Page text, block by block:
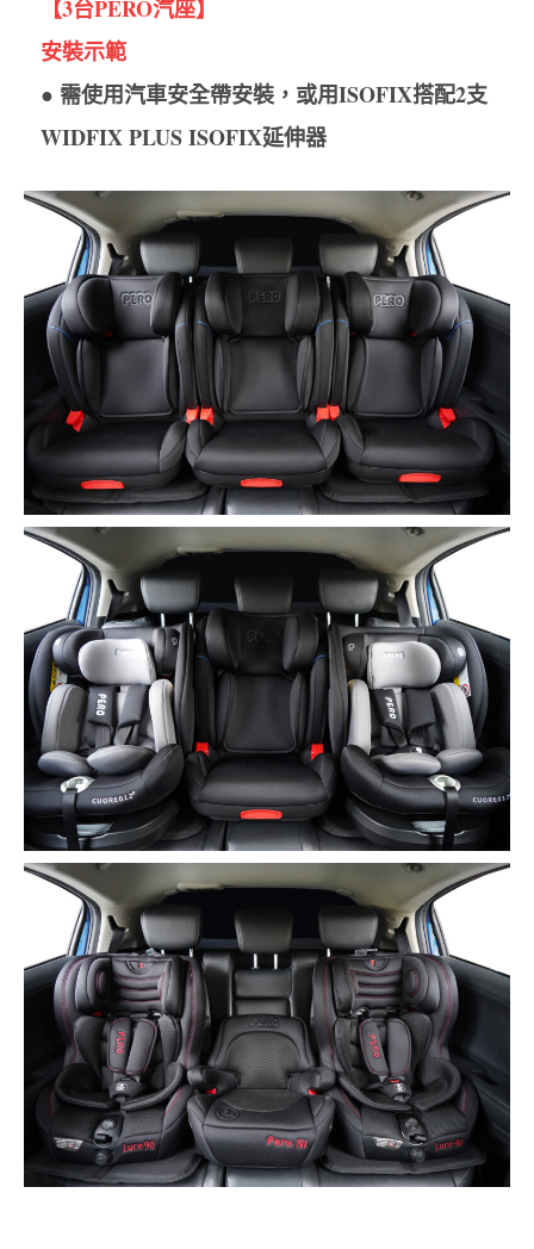
【3台PERO汽座】
安裝示範
● 需使用汽車安全帶安裝，或用ISOFIX搭配2支
WIDFIX PLUS ISOFIX延伸器